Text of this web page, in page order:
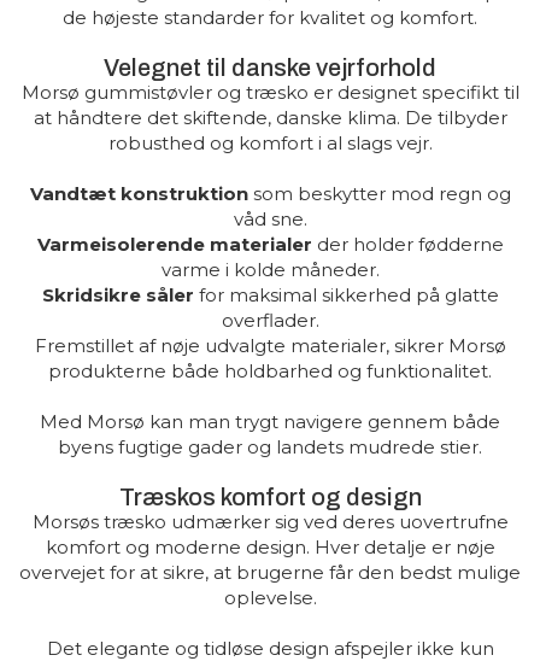
de højeste standarder for kvalitet og komfort.
Velegnet til danske vejrforhold
Morsø gummistøvler og træsko er designet specifikt til
at håndtere det skiftende, danske klima. De tilbyder
robusthed og komfort i al slags vejr.
Vandtæt konstruktionsom beskytter mod regn og
våd sne.
Varmeisolerende materialer der holder fødderne
varme i kolde måneder.
Skridsikre såler for maksimal sikkerhed på glatte
overflader.
Fremstillet af nøje udvalgte materialer, sikrer Morsø
produkterne både holdbarhed og funktionalitet.
Med Morsø kan man trygt navigere gennem både
byens fugtige gader og landets mudrede stier.
Træskos komfort og design
Morsøs træsko udmærker sig ved deres uovertrufne
komfort og moderne design. Hver detalje er nøje
overvejet for at sikre, at brugerne får den bedst mulige
oplevelse.
Det elegante og tidløse design afspejler ikke kun